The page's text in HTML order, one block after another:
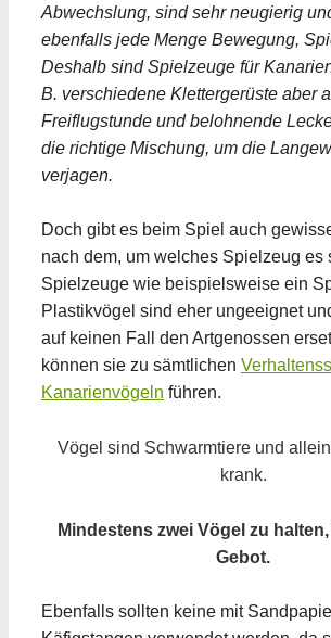
Abwechslung, sind sehr neugierig
ebenfalls jede Menge Bewegung,
Deshalb sind Spielzeuge für
B. verschiedene Klettergerüste aber
Freiflugstunde und belohnende
die richtige Mischung, um die
verjagen.
Doch gibt es beim Spiel auch
nach dem, um welches Spielzeug es
Spielzeuge wie beispielsweise ein
Plastikvögel sind eher ungeeignet
auf keinen Fall den Artgenossen
können sie zu sämtlichen
Kanarienvögeln führen.
Vögel sind Schwarmtiere und
krank.
Mindestens zwei Vögel zu
Gebot.
Ebenfalls sollten keine mit